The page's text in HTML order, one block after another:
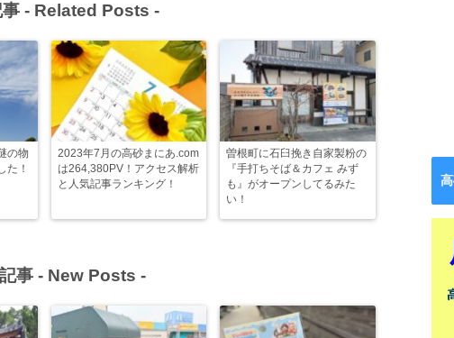
- Related Posts -
の物
た！
2023年7月の高砂まにあ.com
は264,380PV！アクセス解析
と人気記事ランキング！
曽根町に石臼挽き自家製粉の
『手打ちそば＆カフェ みず
も』がオープンしてるみた
い！
事 - New Posts -